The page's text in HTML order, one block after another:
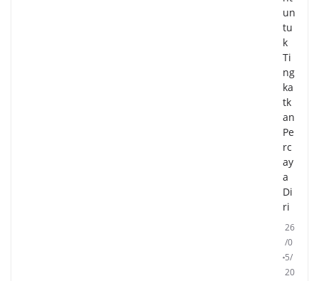
un
tu
k
Ti
ng
ka
tk
an
Pe
rc
ay
a
Di
ri
26
/0
5/
20